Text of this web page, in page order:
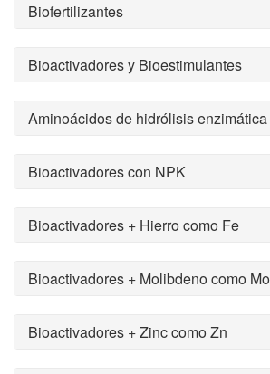
Biofertilizantes
Bioactivadores y Bioestimulantes
Aminoácidos de hidrólisis enzimática
Bioactivadores con NPK
Bioactivadores + Hierro como Fe
Bioactivadores + Molibdeno como Mo
Bioactivadores + Zinc como Zn